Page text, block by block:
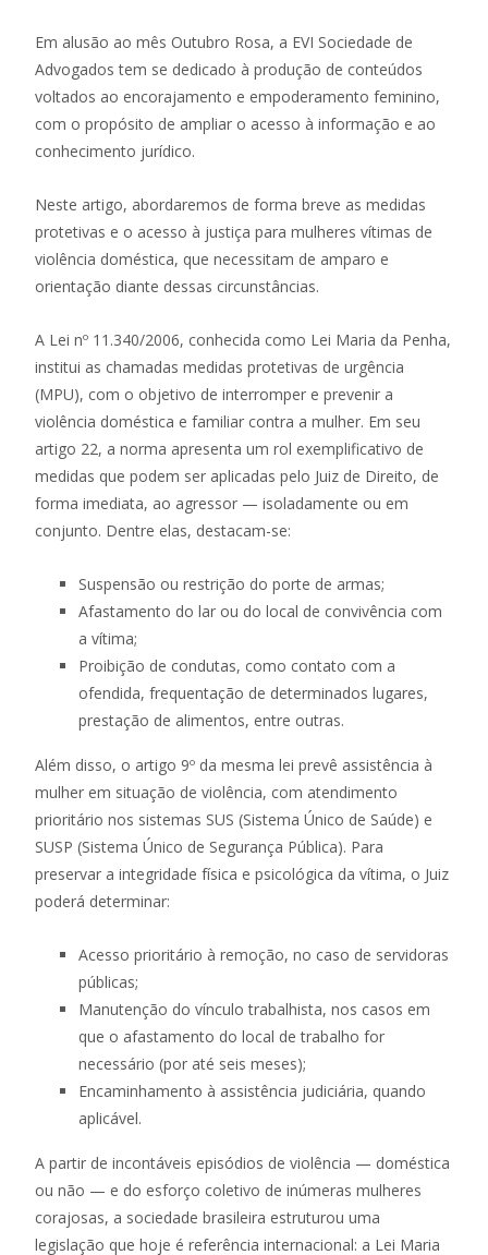
Em alusão ao mês Outubro Rosa, a EVI Sociedade de
Advogados tem se dedicado à produção de conteúdos
voltados ao encorajamento e empoderamento feminino,
com o propósito de ampliar o acesso à informação e ao
conhecimento jurídico.
Neste artigo, abordaremos de forma breve as medidas
protetivas e o acesso à justiça para mulheres vítimas de
violência doméstica, que necessitam de amparo e
orientação diante dessas circunstâncias.
A Lei nº 11.340/2006, conhecida como Lei Maria da Penha,
institui as chamadas medidas protetivas de urgência
(MPU), com o objetivo de interromper e prevenir a
violência doméstica e familiar contra a mulher. Em seu
artigo 22, a norma apresenta um rol exemplificativo de
medidas que podem ser aplicadas pelo Juiz de Direito, de
forma imediata, ao agressor — isoladamente ou em
conjunto. Dentre elas, destacam-se:
Suspensão ou restrição do porte de armas;
Afastamento do lar ou do local de convivência com
a vítima;
Proibição de condutas, como contato com a
ofendida, frequentação de determinados lugares,
prestação de alimentos, entre outras.
Além disso, o artigo 9º da mesma lei prevê assistência à
mulher em situação de violência, com atendimento
prioritário nos sistemas SUS (Sistema Único de Saúde) e
SUSP (Sistema Único de Segurança Pública). Para
preservar a integridade física e psicológica da vítima, o Juiz
poderá determinar:
Acesso prioritário à remoção, no caso de servidoras
públicas;
Manutenção do vínculo trabalhista, nos casos em
que o afastamento do local de trabalho for
necessário (por até seis meses);
Encaminhamento à assistência judiciária, quando
aplicável.
A partir de incontáveis episódios de violência — doméstica
ou não — e do esforço coletivo de inúmeras mulheres
corajosas, a sociedade brasileira estruturou uma
legislação que hoje é referência internacional: a Lei Maria